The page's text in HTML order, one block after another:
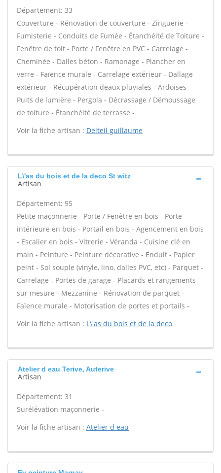
Département: 33
Couverture - Rénovation de couverture - Zinguerie -
Fumisterie - Conduits de Fumée - Étanchéité de Toiture -
Fenêtre de toit - Porte / Fenêtre en PVC - Carrelage -
Cheminée - Dalles béton - Ramonage - Plancher en
verre - Faïence murale - Carrelage extérieur - Dallage
extérieur - Récupération deaux pluviales - Ardoises -
Puits de lumière - Pergola - Décrassage / Démoussage
de toiture - Étanchéité de terrasse -
Voir la fiche artisan : Delteil guillaume
L\'as du bois et de la deco St witz
Artisan
Département: 95
Petite maçonnerie - Porte / Fenêtre en bois - Porte
intérieure en bois - Portail en bois - Agencement en bois
- Escalier en bois - Vitrerie - Véranda - Cuisine clé en
main - Peinture - Peinture décorative - Enduit - Papier
peint - Sol souple (vinyle, lino, dalles PVC, etc) - Parquet -
Carrelage - Portes de garage - Placards et rangements
sur mesure - Mezzanine - Rénovation de parquet -
Faïence murale - Motorisation de portes et portails -
Voir la fiche artisan : L\'as du bois et de la deco
Atelier d eau Terive, Auterive
Artisan
Département: 31
Surélévation maçonnerie -
Voir la fiche artisan : Atelier d eau